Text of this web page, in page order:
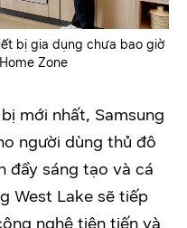
bị gia dụng chưa bao giờ
Zone
mới nhất, Samsung
người dùng thủ đô
đầy sáng tạo và cá
West Lake sẽ tiếp
nghệ tiên tiến và